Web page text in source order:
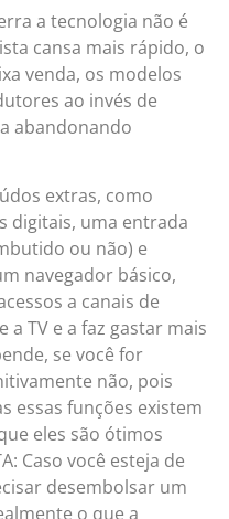
a tecnologia não é
cansa mais rápido, o
venda, os modelos
ao invés de
abandonando
extras, como
digitais, uma entrada
ou não) e
navegador básico,
a canais de
TV e a faz gastar mais
se você for
não, pois
essas funções existem
eles são ótimos
Caso você esteja de
desembolsar um
o que a